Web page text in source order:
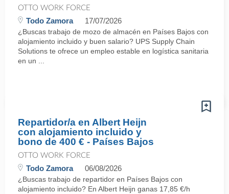
OTTO WORK FORCE
Todo Zamora 17/07/2026
¿Buscas trabajo de mozo de almacén en Países Bajos con
alojamiento incluido y buen salario? UPS Supply Chain
Solutions te ofrece un empleo estable en logística sanitaria
en un ...
Repartidor/a en Albert Heijn
con alojamiento incluido y
bono de 400 € - Países Bajos
OTTO WORK FORCE
Todo Zamora 06/08/2026
¿Buscas trabajo de repartidor en Países Bajos con
alojamiento incluido? En Albert Heijn ganas 17,85 €/h